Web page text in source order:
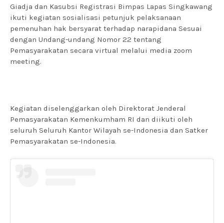
Giadja dan Kasubsi Registrasi Bimpas Lapas Singkawang
ikuti kegiatan sosialisasi petunjuk pelaksanaan
pemenuhan hak bersyarat terhadap narapidana Sesuai
dengan Undang-undang Nomor 22 tentang
Pemasyarakatan secara virtual melalui media zoom
meeting.
Kegiatan diselenggarkan oleh Direktorat Jenderal
Pemasyarakatan Kemenkumham RI dan diikuti oleh
seluruh Seluruh Kantor Wilayah se-Indonesia dan Satker
Pemasyarakatan se-Indonesia.